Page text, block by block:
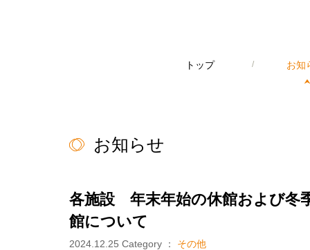
トップ / お知
お知らせ
各施設 年末年始の休館および冬
館について
2024.12.25 Category ： その他